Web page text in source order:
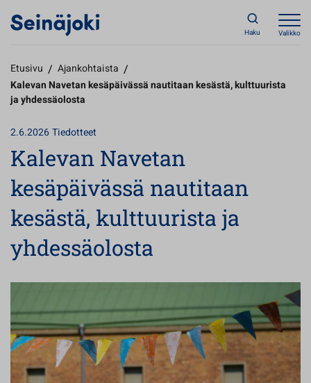
Haku Valikko
Etusivu / Ajankohtaista /
Kalevan Navetan kesäpäivässä nautitaan kesästä, kulttuurista
ja yhdessäolosta
2.6.2026Tiedotteet
Kalevan Navetan
kesäpäivässä nautitaan
kesästä, kulttuurista ja
yhdessäolosta